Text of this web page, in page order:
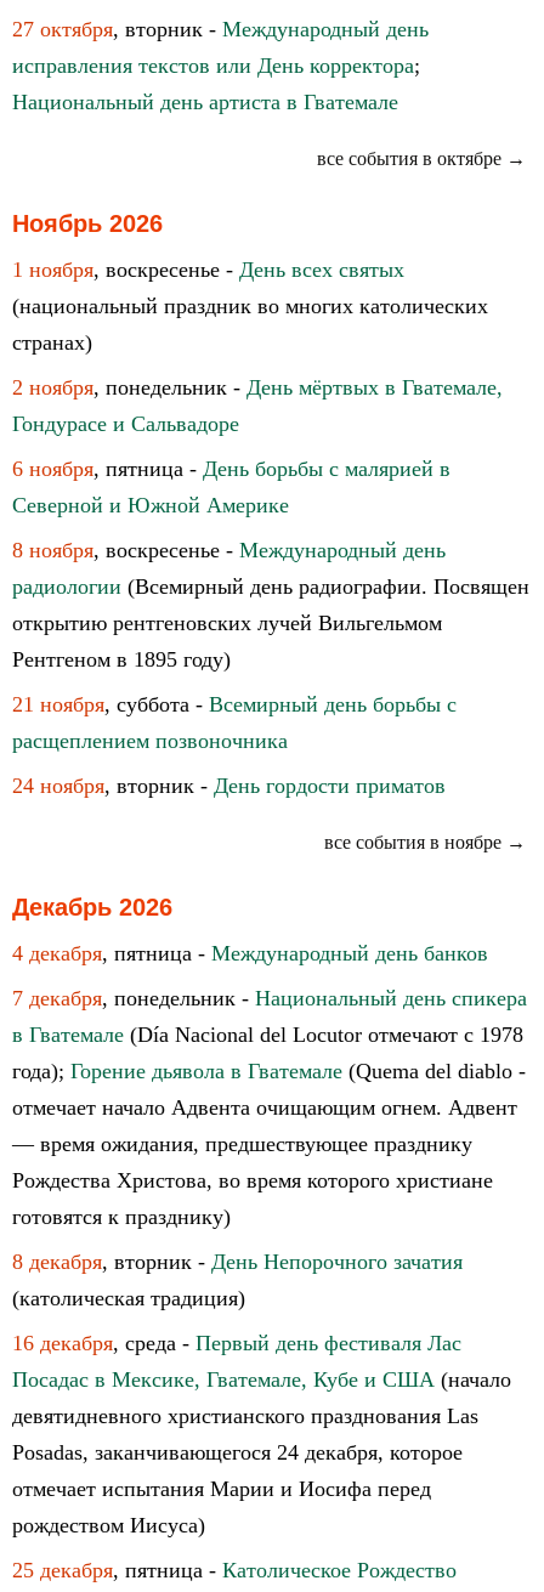
27 октября, вторник - Международный день
исправления текстов или День корректора;
Национальный день артиста в Гватемале
все события в октябре →
Ноябрь 2026
1 ноября, воскресенье - День всех святых
(национальный праздник во многих католических
странах)
2 ноября, понедельник - День мёртвых в Гватемале,
Гондурасе и Сальвадоре
6 ноября, пятница - День борьбы с малярией в
Северной и Южной Америке
8 ноября, воскресенье - Международный день
радиологии (Всемирный день радиографии. Посвящен
открытию рентгеновских лучей Вильгельмом
Рентгеном в 1895 году)
21 ноября, суббота - Всемирный день борьбы с
расщеплением позвоночника
24 ноября, вторник - День гордости приматов
все события в ноябре →
Декабрь 2026
4 декабря, пятница - Международный день банков
7 декабря, понедельник - Национальный день спикера
в Гватемале (Día Nacional del Locutor отмечают с 1978
года); Горение дьявола в Гватемале (Quema del diablo -
отмечает начало Адвента очищающим огнем. Адвент
— время ожидания, предшествующее празднику
Рождества Христова, во время которого христиане
готовятся к празднику)
8 декабря, вторник - День Непорочного зачатия
(католическая традиция)
16 декабря, среда - Первый день фестиваля Лас
Посадас в Мексике, Гватемале, Кубе и США (начало
девятидневного христианского празднования Las
Posadas, заканчивающегося 24 декабря, которое
отмечает испытания Марии и Иосифа перед
рождеством Иисуса)
25 декабря, пятница - Католическое Рождество